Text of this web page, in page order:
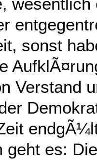
sonst
Verstand
geht es: